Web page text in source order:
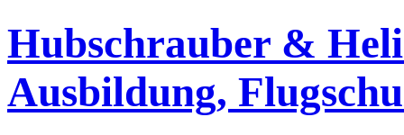
Hubschrauber &
Ausbildung,